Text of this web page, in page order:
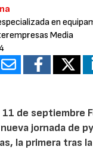
en
Media
de septiembre
jornada de
la primera tras